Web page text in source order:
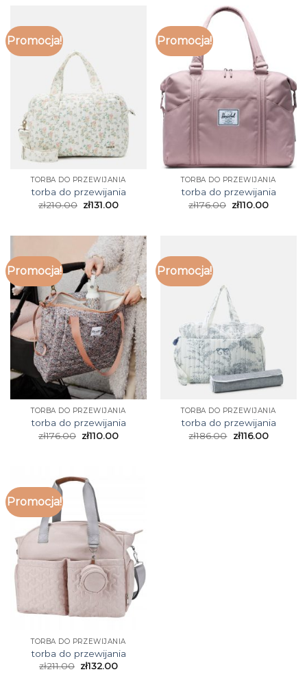
Promocja!
TORBA DO PRZEWIJANIA
torba do przewijania
zł210.00 zł131.00
Promocja!
TORBA DO PRZEWIJANIA
torba do przewijania
zł176.00 zł110.00
Promocja!
TORBA DO PRZEWIJANIA
torba do przewijania
zł176.00 zł110.00
Promocja!
TORBA DO PRZEWIJANIA
torba do przewijania
zł186.00 zł116.00
Promocja!
TORBA DO PRZEWIJANIA
torba do przewijania
zł211.00 zł132.00